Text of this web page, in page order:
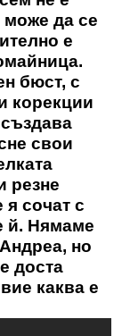
може да се
е
бюст, с
корекции
свои
резне
я сочат с
й. Нямаме
но
доста
каква е